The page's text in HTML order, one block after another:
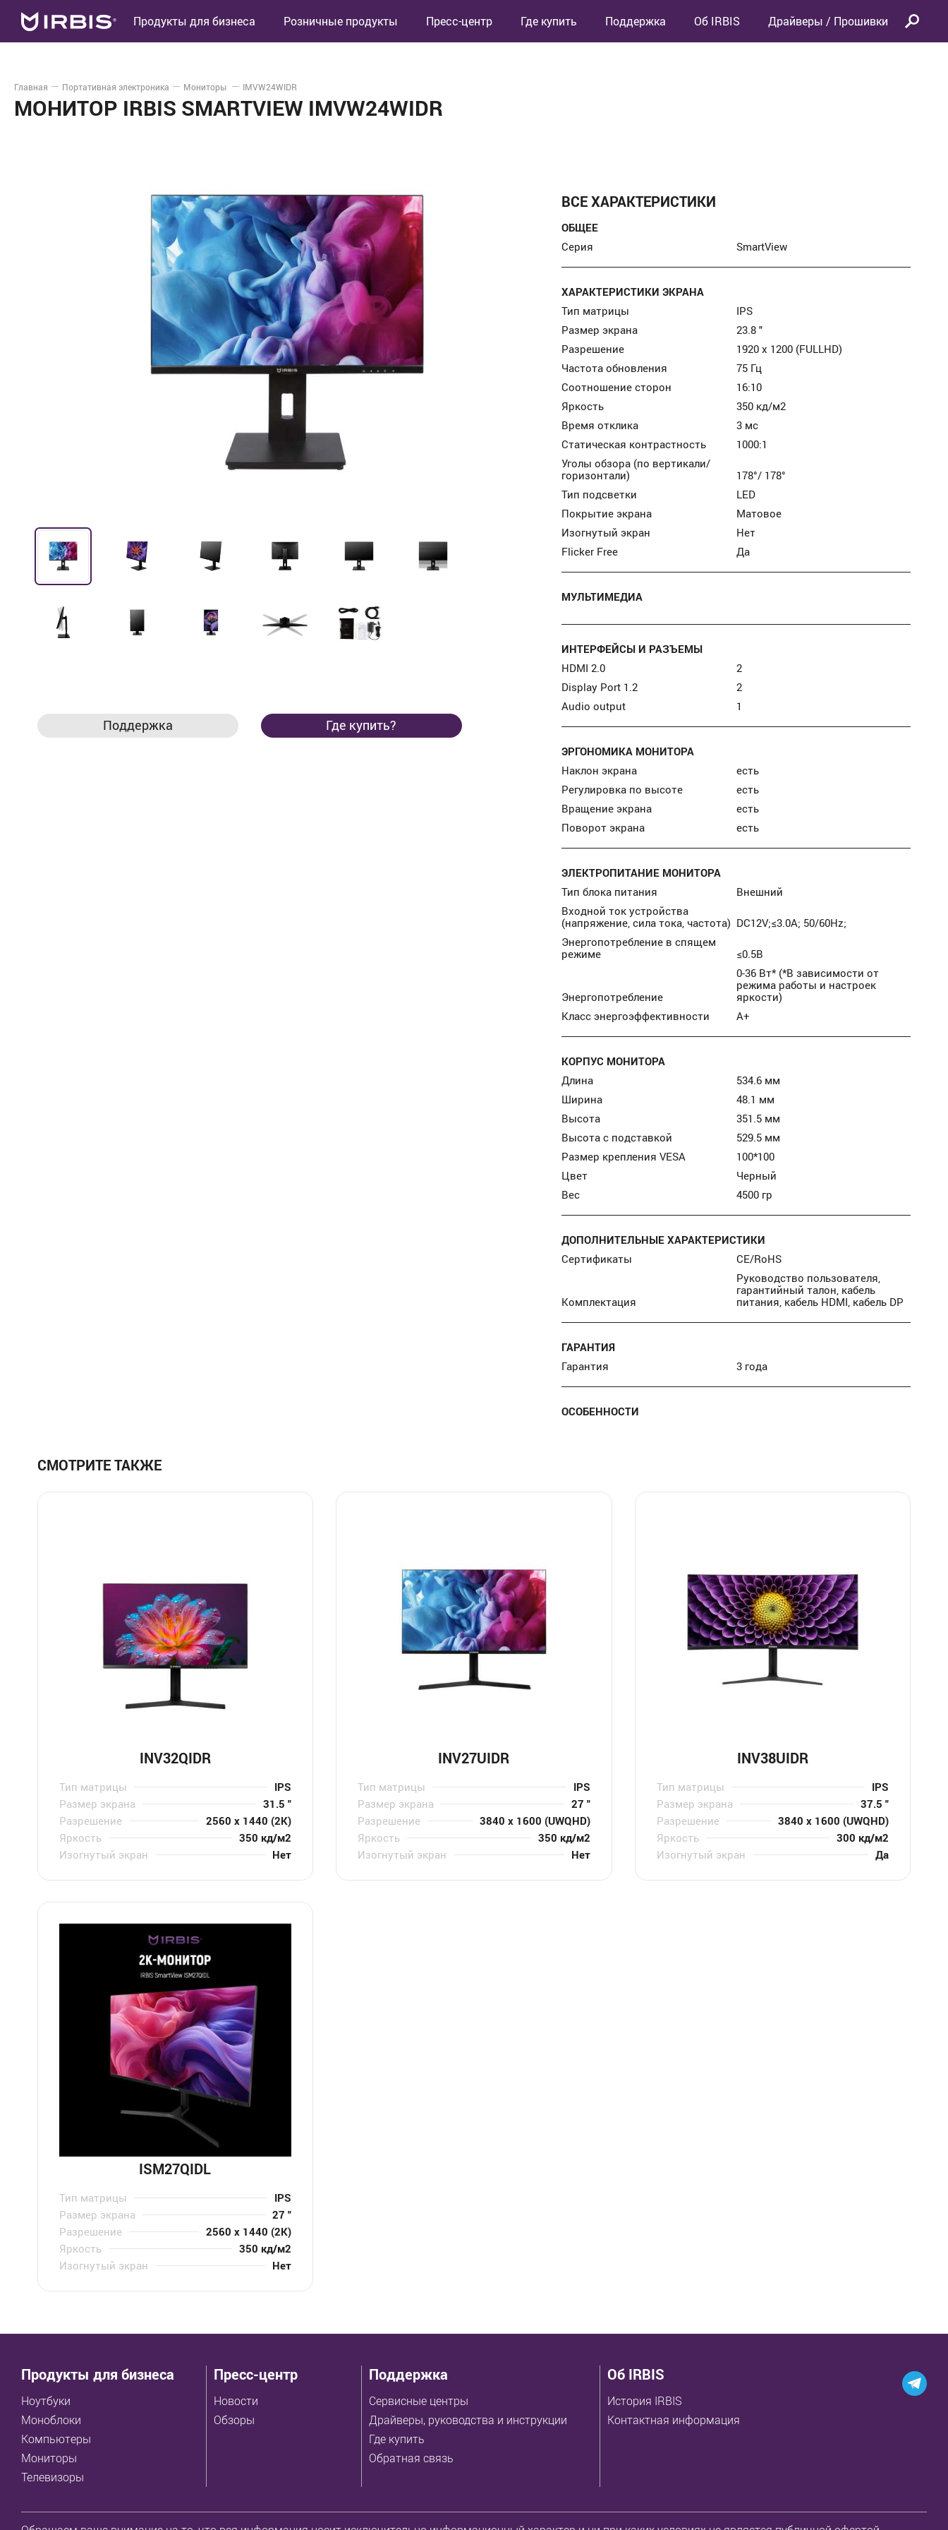
Продукты для бизнеса Розничные продукты Пресс-центр Где купить Поддержка Об IRBIS Драйверы / Прошивки
Главная Портативная электроника Мониторы IMVW24WIDR
МОНИТОР IRBIS SMARTVIEW IMVW24WIDR
Поддержка Где купить?
ВСЕ ХАРАКТЕРИСТИКИ
ОБЩЕЕ
Серия
SmartView
ХАРАКТЕРИСТИКИ ЭКРАНА
Тип матрицы
IPS
Размер экрана
23.8 "
Разрешение
1920 x 1200 (FULLHD)
Частота обновления
75 Гц
Соотношение сторон
16:10
Яркость
350 кд/м2
Время отклика
3 мс
Статическая контрастность
1000:1
Уголы обзора (по вертикали/
горизонтали)
178°/ 178°
Тип подсветки
LED
Покрытие экрана
Матовое
Изогнутый экран
Нет
Flicker Free
Да
МУЛЬТИМЕДИА
ИНТЕРФЕЙСЫ И РАЗЪЕМЫ
HDMI 2.0
2
Display Port 1.2
2
Audio output
1
ЭРГОНОМИКА МОНИТОРА
Наклон экрана
есть
Регулировка по высоте
есть
Вращение экрана
есть
Поворот экрана
есть
ЭЛЕКТРОПИТАНИЕ МОНИТОРА
Тип блока питания
Внешний
Входной ток устройства
(напряжение, сила тока, частота) DC12V;≤3.0A; 50/60Hz;
Энергопотребление в спящем
режиме
≤0.5В
Энергопотребление
0-36 Вт* (*В зависимости от
режима работы и настроек
яркости)
Класс энергоэффективности
А+
КОРПУС МОНИТОРА
Длина
534.6 мм
Ширина
48.1 мм
Высота
351.5 мм
Высота с подставкой
529.5 мм
Размер крепления VESA
100*100
Цвет
Черный
Вес
4500 гр
ДОПОЛНИТЕЛЬНЫЕ ХАРАКТЕРИСТИКИ
Сертификаты
CE/RoHS
Комплектация
Руководство пользователя,
гарантийный талон, кабель
питания, кабель HDMI, кабель DP
ГАРАНТИЯ
Гарантия
3 года
ОСОБЕННОСТИ
СМОТРИТЕ ТАКЖЕ
INV32QIDR
Тип матрицы
IPS
Размер экрана
31.5 "
Разрешение
2560 x 1440 (2K)
Яркость
350 кд/м2
Изогнутый экран
Нет
INV27UIDR
Тип матрицы
IPS
Размер экрана
27 "
Разрешение
3840 x 1600 (UWQHD)
Яркость
350 кд/м2
Изогнутый экран
Нет
INV38UIDR
Тип матрицы
IPS
Размер экрана
37.5 "
Разрешение
3840 x 1600 (UWQHD)
Яркость
300 кд/м2
Изогнутый экран
Да
ISM27QIDL
Тип матрицы
IPS
Размер экрана
27 "
Разрешение
2560 x 1440 (2K)
Яркость
350 кд/м2
Изогнутый экран
Нет
Продукты для бизнеса
Ноутбуки
Моноблоки
Компьютеры
Мониторы
Телевизоры
Пресс-центр
Новости
Обзоры
Поддержка
Сервисные центры
Драйверы, руководства и инструкции
Где купить
Обратная связь
Об IRBIS
История IRBIS
Контактная информация